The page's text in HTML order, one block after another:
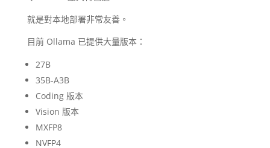
就是對本地部署非常友善。
目前 Ollama 已提供大量版本：
27B
35B-A3B
Coding 版本
Vision 版本
MXFP8
NVFP4